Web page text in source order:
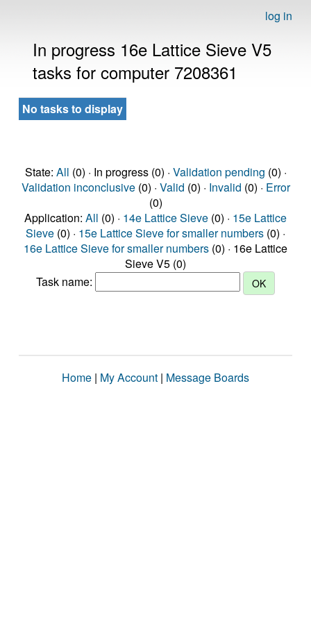
log in
In progress 16e Lattice Sieve V5
tasks for computer 7208361
No tasks to display
State: All (0) · In progress (0) · Validation pending (0) ·
Validation inconclusive(0) · Valid (0) · Invalid (0) · Error
(0)
Application: All (0) · 14e Lattice Sieve (0) · 15e Lattice
Sieve (0) · 15e Lattice Sieve for smaller numbers (0) ·
16e Lattice Sieve for smaller numbers (0) · 16e Lattice
Sieve V5 (0)
Task name:
Home | My Account | Message Boards